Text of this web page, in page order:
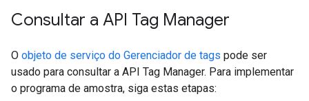
Consultar a API Tag Manager
O objeto de serviço do Gerenciador de tags pode ser
usado para consultar a API Tag Manager. Para implementar
o programa de amostra, siga estas etapas: